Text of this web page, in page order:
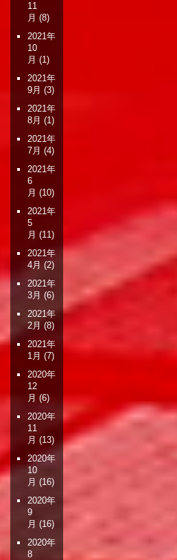
11
月 (8)
2021年
10
月 (1)
2021年
9月 (3)
2021年
8月 (1)
2021年
7月 (4)
2021年
6
月 (10)
2021年
5
月 (11)
2021年
4月 (2)
2021年
3月 (6)
2021年
2月 (8)
2021年
1月 (7)
2020年
12
月 (6)
2020年
11
月 (13)
2020年
10
月 (16)
2020年
9
月 (16)
2020年
8